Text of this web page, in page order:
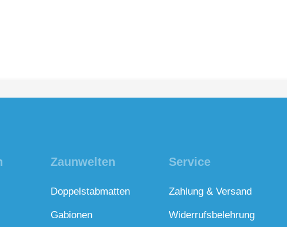
Zaunwelten
Doppelstabmatten
Gabionen
Service
Zahlung & Versand
Widerrufsbelehrung